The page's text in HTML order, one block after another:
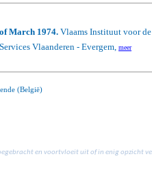
March 1974. Vlaams Instituut voor de
Vlaanderen - Evergem, meer
(België)
en voortvloeit uit of in enig opzicht